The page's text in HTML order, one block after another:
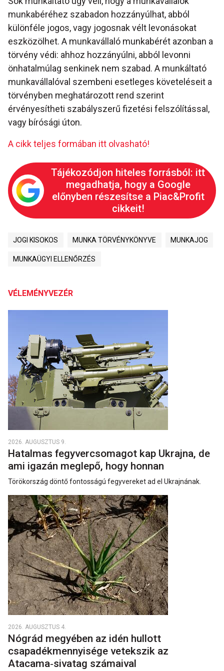
munkabéréhez szabadon hozzányúlhat, abból
különféle jogos, vagy jogosnak vélt levonásokat
eszközölhet. A munkavállaló munkabérét azonban a
törvény védi: ahhoz hozzányúlni, abból levonni
önhatalmúlag senkinek nem szabad. A munkáltató
munkavállalóval szembeni esetleges követeléseit a
törvényben meghatározott rend szerint
érvényesítheti szabályszerű fizetési felszólítással,
vagy bírósági úton.
A cikk teljes formában itt olvasható!
Tájékozódjon hiteles forrásból: itt
megadhatja, hogy a Google
előnyben részesítse a Piac&Profit
cikkeit!
JOGI KISOKOS MUNKA TÖRVÉNYKÖNYVE MUNKAJOG
MUNKAÜGYI ELLENŐRZÉS
VÉLEMÉNYVEZÉR
2026. AUGUSZTUS 9.
Hatalmas fegyvercsomagot kap Ukrajna, de
ami igazán meglepő, hogy honnan
Törökország döntő fontosságú fegyvereket ad el Ukrajnának.
2026. AUGUSZTUS 4.
Nógrád megyében az idén hullott
csapadékmennyisége vetekszik az
Atacama‑sivatag számaival